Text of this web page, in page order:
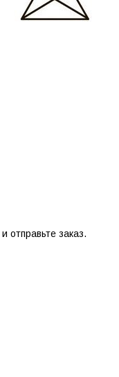
и отправьте заказ.